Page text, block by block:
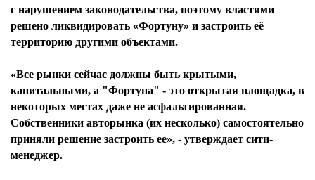
с нарушением законодательства, поэтому властями
решено ликвидировать «Фортуну» и застроить её
территорию другими объектами.
«Все рынки сейчас должны быть крытыми,
капитальными, а "Фортуна" - это открытая площадка, в
некоторых местах даже не асфальтированная.
Собственники авторынка (их несколько) самостоятельно
приняли решение застроить ее», - утверждает сити-
менеджер.